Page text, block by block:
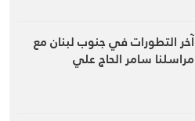
آخر التطورات في جنوب لبنان مع
مراسلنا سامر الحاج علي